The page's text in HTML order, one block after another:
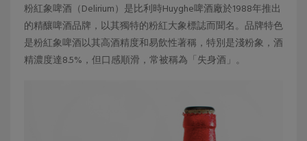
粉紅象啤酒（Delirium）是比利時Huyghe啤酒廠於1988年推出
的精釀啤酒品牌，以其獨特的粉紅大象標誌而聞名。品牌特色
是粉紅象啤酒以其高酒精度和易飲性著稱，特別是淺粉象，酒
精濃度達8.5%，但口感順滑，常被稱為「失身酒」。